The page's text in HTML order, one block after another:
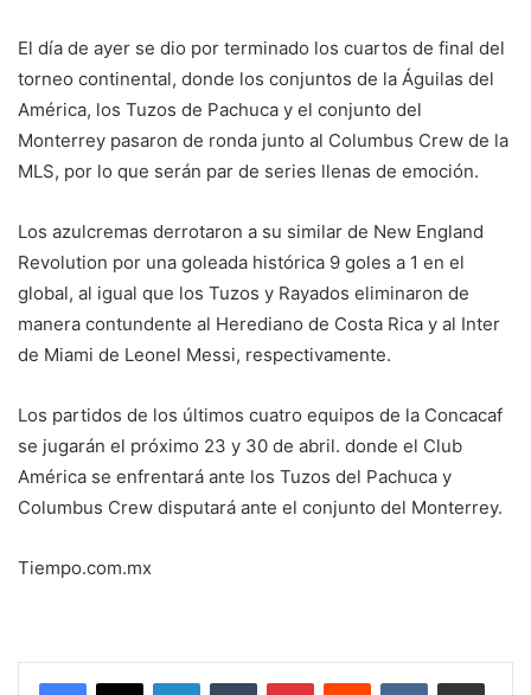
El día de ayer se dio por terminado los cuartos de final del
torneo continental, donde los conjuntos de la Águilas del
América, los Tuzos de Pachuca y el conjunto del
Monterrey pasaron de ronda junto al Columbus Crew de la
MLS, por lo que serán par de series llenas de emoción.
Los azulcremas derrotaron a su similar de New England
Revolution por una goleada histórica 9 goles a 1 en el
global, al igual que los Tuzos y Rayados eliminaron de
manera contundente al Herediano de Costa Rica y al Inter
de Miami de Leonel Messi, respectivamente.
Los partidos de los últimos cuatro equipos de la Concacaf
se jugarán el próximo 23 y 30 de abril. donde el Club
América se enfrentará ante los Tuzos del Pachuca y
Columbus Crew disputará ante el conjunto del Monterrey.
Tiempo.com.mx
LinkedInTumblr PinterestReddit VKontakteShare via Email